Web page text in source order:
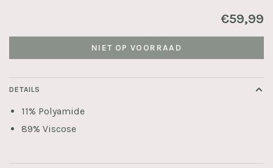
€59,99
NIET OP VOORRAAD
DETAILS
11% Polyamide
89% Viscose